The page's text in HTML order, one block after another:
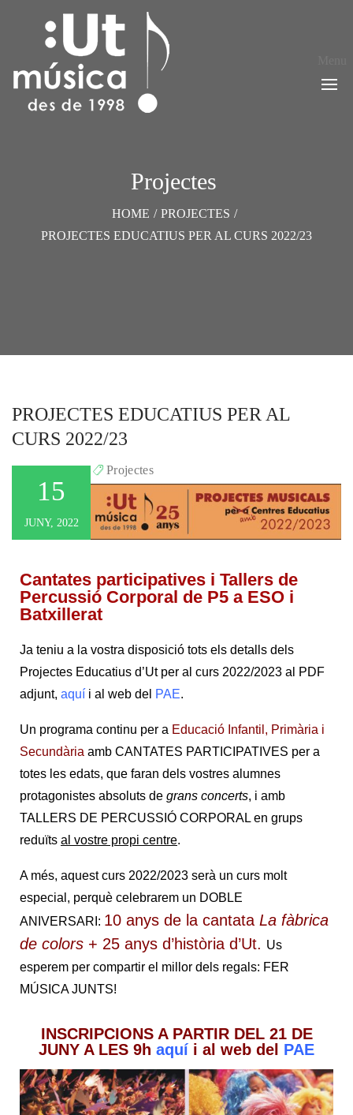
HOME / PROJECTES /
PROJECTES EDUCATIUS PER AL CURS 2022/23
PROJECTES EDUCATIUS PER AL
CURS 2022/23
Sergi Projectes
15
JUNY, 2022
Cantates participatives i Tallers de
Percussió Corporal de P5 a ESO i
Batxillerat
Ja teniu a la vostra disposició tots els detalls dels
Projectes Educatius d’Ut per al curs 2022/2023 al PDF
adjunt, aquí i al web del PAE.
Un programa continu per a Educació Infantil, Primària i
Secundària amb CANTATES PARTICIPATIVES per a
totes les edats, que faran dels vostres alumnes
protagonistes absoluts de grans concerts, i amb
TALLERS DE PERCUSSIÓ CORPORAL en grups
reduïts al vostre propi centre.
A més, aquest curs 2022/2023 serà un curs molt
especial, perquè celebrarem un DOBLE
ANIVERSARI: 10 anys de la cantata La fàbrica
de colors + 25 anys d’història d’Ut. Us
esperem per compartir el millor dels regals: FER
MÚSICA JUNTS!
INSCRIPCIONS A PARTIR DEL 21 DE
JUNY A LES 9h aquí i al web del PAE